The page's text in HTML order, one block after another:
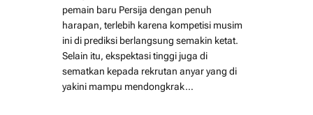
pemain baru Persija dengan penuh
harapan, terlebih karena kompetisi musim
ini di prediksi berlangsung semakin ketat.
Selain itu, ekspektasi tinggi juga di
sematkan kepada rekrutan anyar yang di
yakini mampu mendongkrak…